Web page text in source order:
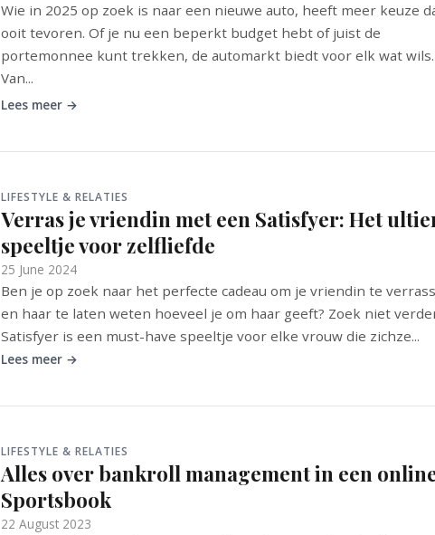
Wie in 2025 op zoek is naar een nieuwe auto, heeft meer keuze
ooit tevoren. Of je nu een beperkt budget hebt of juist de
portemonnee kunt trekken, de automarkt biedt voor elk wat wils.
Van...
Lees meer →
LIFESTYLE & RELATIES
Verras je vriendin met een Satisfyer: Het
speeltje voor zelfliefde
25 June 2024
Ben je op zoek naar het perfecte cadeau om je vriendin te
en haar te laten weten hoeveel je om haar geeft? Zoek niet
Satisfyer is een must-have speeltje voor elke vrouw die zichze...
Lees meer →
LIFESTYLE & RELATIES
Alles over bankroll management in een
Sportsbook
22 August 2023